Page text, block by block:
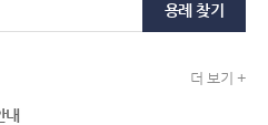
용례 찾기
더 보기 +
내